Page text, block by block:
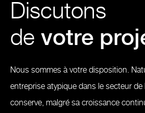
Discutons
de votre
Nous sommes à votre disposition.
entreprise atypique dans le secteur de
conserve, malgré sa croissance